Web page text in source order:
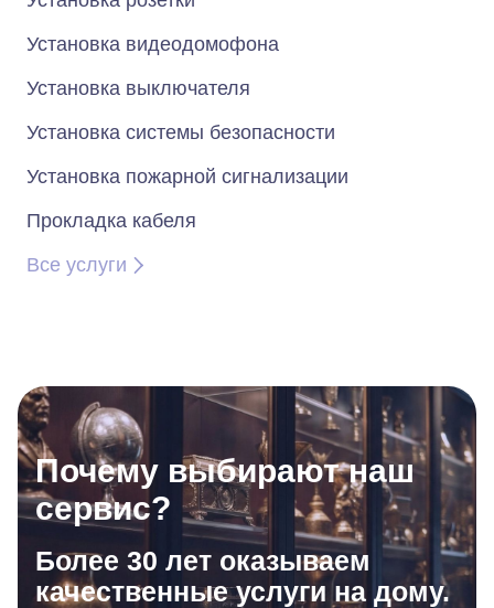
Установка видеодомофона
Установка выключателя
Установка системы безопасности
Установка пожарной сигнализации
Прокладка кабеля
Все услуги
Почему выбирают наш
сервис?
Более 30 лет оказываем
качественные услуги на дому.